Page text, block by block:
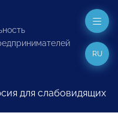
для слабовидящих
RU